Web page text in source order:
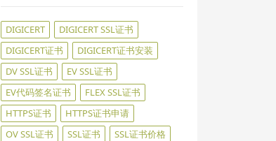
DIGICERT
DIGICERT SSL证书
DIGICERT证书
DIGICERT证书安装
DV SSL证书
EV SSL证书
EV代码签名证书
FLEX SSL证书
HTTPS证书
HTTPS证书申请
OV SSL证书
SSL证书
SSL证书价格